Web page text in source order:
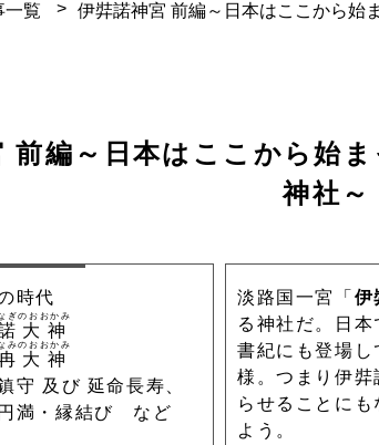
一覧 伊弉諾神宮 前編～日本はここから始
前編 ～日本はここから始
神社～
時代
ぎ
大神
のおおかみ
み
大神
のおおかみ
守 及び 延命長寿、
満・縁結び など
淡路国一宮「 伊
る神社だ。日
書紀にも登場し
様。つまり伊弉
らせることに
よう。